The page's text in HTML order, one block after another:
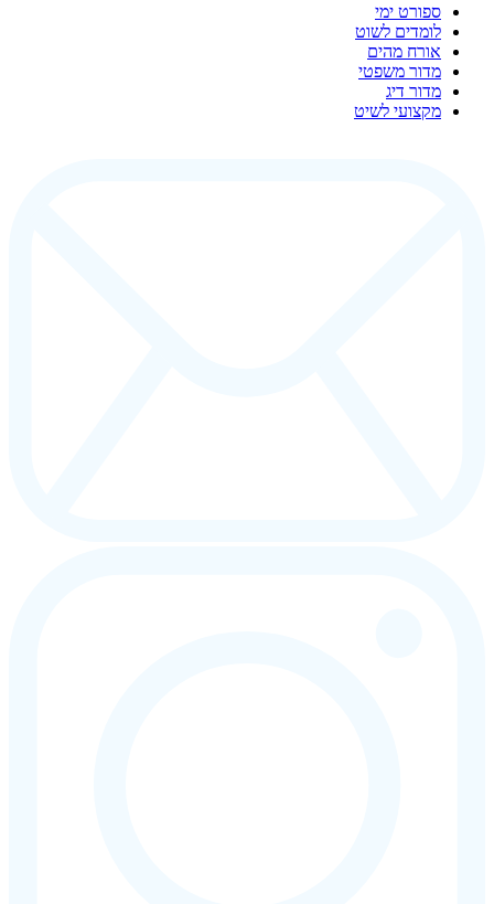
ספורט ימי
לומדים לשוט
אורח מהים
מדור משפטי
מדור דיג
מקצועי לשיט